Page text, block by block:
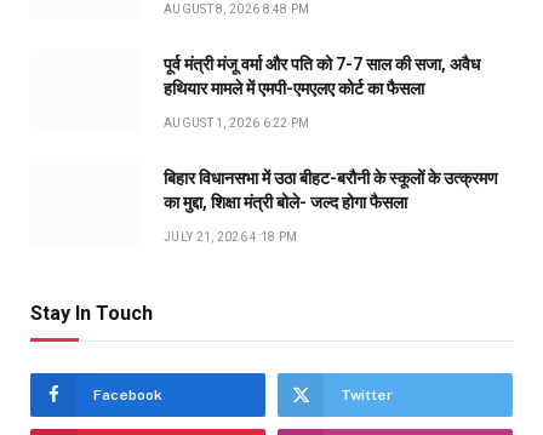
AUGUST 8, 2026 8:48 PM
पूर्व मंत्री मंजू वर्मा और पति को 7-7 साल की सजा, अवैध
हथियार मामले में एमपी-एमएलए कोर्ट का फैसला
AUGUST 1, 2026 6:22 PM
बिहार विधानसभा में उठा बीहट-बरौनी के स्कूलों के उत्क्रमण
का मुद्दा, शिक्षा मंत्री बोले- जल्द होगा फैसला
JULY 21, 2026 4:18 PM
Stay In Touch
Facebook Twitter